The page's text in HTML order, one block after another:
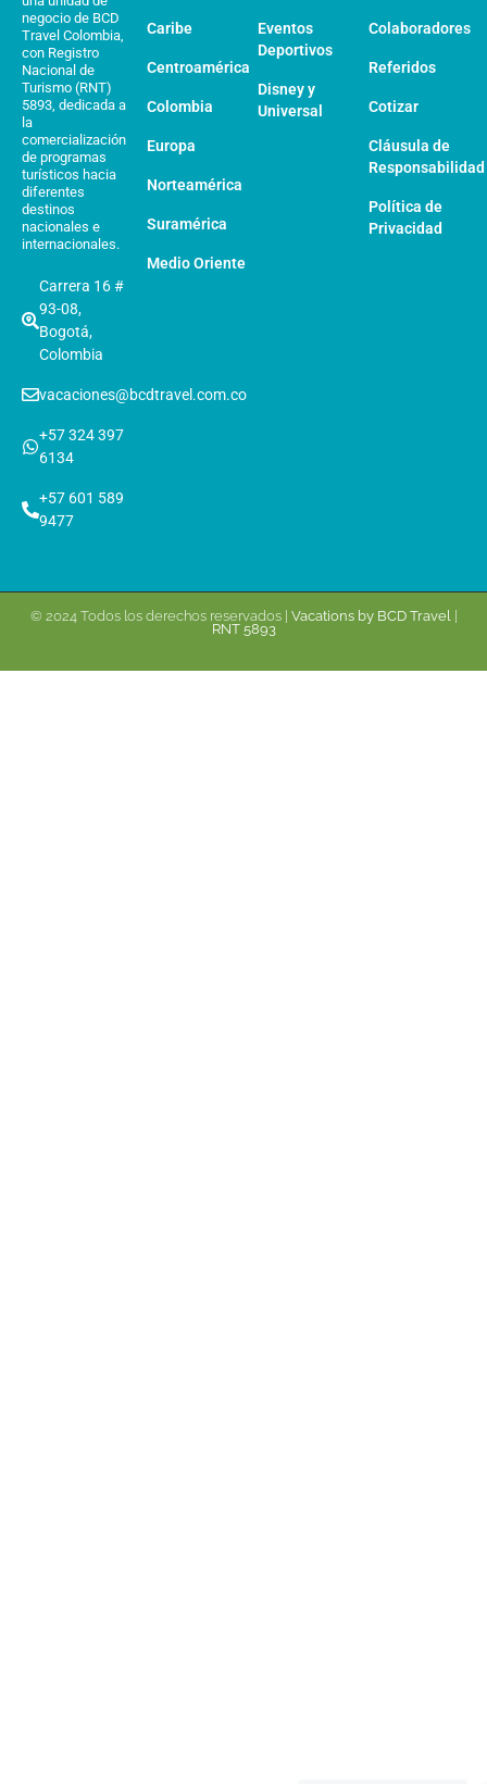
negocio de BCD
Travel Colombia,
con Registro
Nacional de
Turismo (RNT)
5893, dedicada a
la
comercialización
de programas
turísticos hacia
diferentes
destinos
nacionales e
internacionales.
Carrera 16 #
93-08,
Bogotá,
Colombia
vacaciones@bcdtravel.com.co
+57 324 397
6134
+57 601 589
9477
Caribe
Centroamérica
Colombia
Europa
Norteamérica
Suramérica
Medio Oriente
Eventos
Deportivos
Disney y
Universal
Colaboradores
Referidos
Cotizar
Cláusula de
Responsabilidad
Política de
Privacidad
© 2024 Todos los derechos reservados | Vacations by BCD Travel
RNT 5893